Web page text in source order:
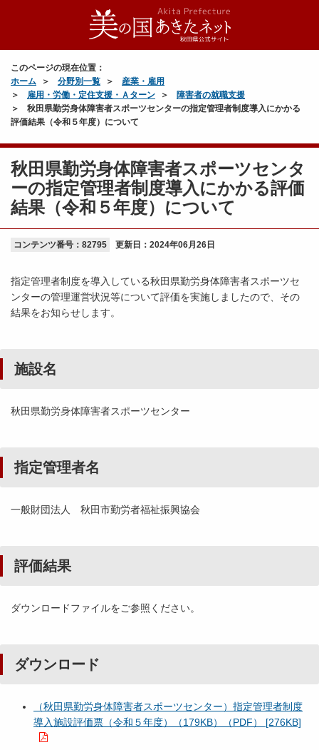
このページの現在位置：
ホーム
分野別一覧
産業・雇用
雇用・労働・定住支援・Ａターン
障害者の就職支援
秋田県勤労身体障害者スポーツセンターの指定管理者制度導入にかかる
評価結果（令和５年度）について
秋田県勤労身体障害者スポーツセンタ
ーの指定管理者制度導入にかかる評価
結果（令和５年度）について
コンテンツ番号：82795 更新日： 2024年06月26日
指定管理者制度を導入している秋田県勤労身体障害者スポーツセ
ンターの管理運営状況等について評価を実施しましたので、その
結果をお知らせします。
施設名
秋田県勤労身体障害者スポーツセンター
指定管理者名
一般財団法人 秋田市勤労者福祉振興協会
評価結果
ダウンロードファイルをご参照ください。
ダウンロード
（秋田県勤労身体障害者スポーツセンター）指定管理者制度
導入施設評価票（令和５年度）（179KB）（PDF） [276KB]